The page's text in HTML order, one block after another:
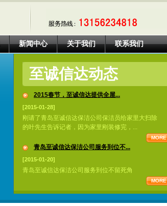
新闻中心 关于我们 联系我们
至诚信达动态
2015春节，至诚信达提供全屋...
[2015-01-28]
刚请了青岛至诚信达保洁公司保洁员给家里大扫除
的叶先生告诉记者，因为家里刚装修完，...
MORE
青岛至诚信达保洁公司服务到位不...
[2015-01-20]
青岛至诚信达保洁公司服务到位不留死角
MORE